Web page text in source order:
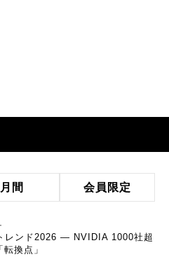
月間 会員限定
レンド2026 ― NVIDIA 1000社超
換点」